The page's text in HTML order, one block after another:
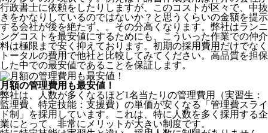
行政書士に依頼をしたりしますが、このコストが区々で、中抜
きをかなりしているのではないか？と思うくらいの金額を提示
する会社が後を絶たず、。その分高くなります。弊社はランニ
ングコストを最安値にするためにも、こういった作業での仲介
料は極限まで安く抑えております。 初期の採用費用だけでなく
トータルの費用で他社と比較してみてください。 高品質を担保
した中での最安値であることを保証します。
月額の管理費用も最安値！
弊社は、
人数が多くなるほど1名当たりの管理費用（実習生：
監理費、特定技能：支援費）の単価が安くなる「管理費スライ
ド制」を採用 しています。これは、特に人数を多く採用する企
業にとって、非常にメリットが大きい制度です。